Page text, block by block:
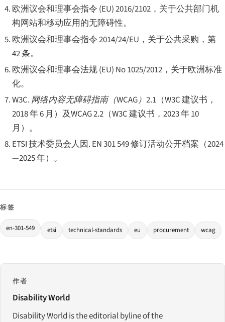
欧洲议会和理事会指令 (EU) 2016/2102，关于公共部门机
构网站和移动应用的无障碍性。
欧洲议会和理事会指令 2014/24/EU，关于公共采购，第
42 条。
欧洲议会和理事会法规 (EU) No 1025/2012，关于欧洲标准
化。
W3C. 网络内容无障碍指南（WCAG）2.1（W3C 建议书，
2018 年 6 月）及WCAG 2.2（W3C 建议书，2023 年 10
月）。
ETSI 技术委员会人因. EN 301 549 修订活动公开档案（2024
—2025 年）。
标签
en-301-549 etsi technical-standards eu procurement wcag
作者
Disability World
Disability World is the editorial byline of the